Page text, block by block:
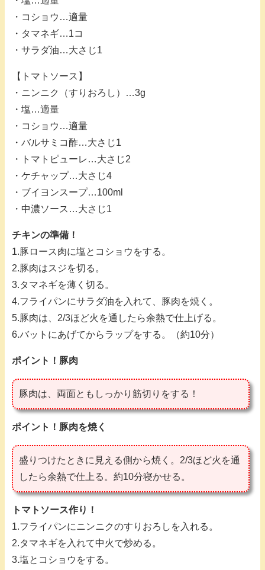
・コショウ…適量
・タマネギ…1コ
・サラダ油…大さじ1
【トマトソース】
・ニンニク（すりおろし）…3g
・塩…適量
・コショウ…適量
・バルサミコ酢…大さじ1
・トマトピューレ…大さじ2
・ケチャップ…大さじ4
・ブイヨンスープ…100ml
・中濃ソース…大さじ1
チキンの準備！
1.豚ロース肉に塩とコショウをする。
2.豚肉はスジを切る。
3.タマネギを薄く切る。
4.フライパンにサラダ油を入れて、豚肉を焼く。
5.豚肉は、2/3ほど火を通したら余熱で仕上げる。
6.バットにあげてからラップをする。（約10分）
ポイント！豚肉
豚肉は、両面ともしっかり筋切りをする！
ポイント！豚肉を焼く
盛りつけたときに見える側から焼く。2/3ほど火を通
したら余熱で仕上る。約10分寝かせる。
トマトソース作り ！
1.フライパンにニンニクのすりおろしを入れる。
2.タマネギを入れて中火で炒める。
3.塩とコショウをする。